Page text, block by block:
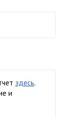
здесь.
и